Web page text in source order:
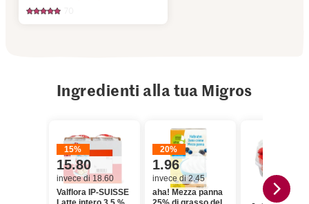
Ingredienti alla tua Migros
15%
15.80
invece di 18.60
Valflora IP-SUISSE
20%
1.96
invece di 2.45
aha! Mezza panna